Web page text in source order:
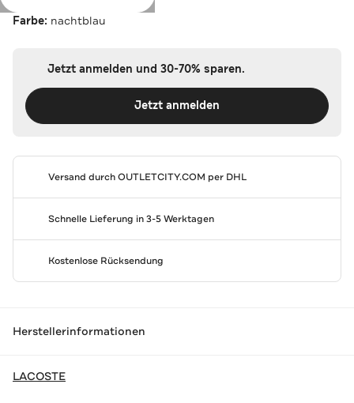
Farbe: nachtblau
Jetzt anmelden und 30-70% sparen.
Jetzt anmelden
Versand durchOUTLETCITY.COM per DHL
Schnelle Lieferung in 3-5 Werktagen
Kostenlose Rücksendung
Herstellerinformationen
LACOSTE